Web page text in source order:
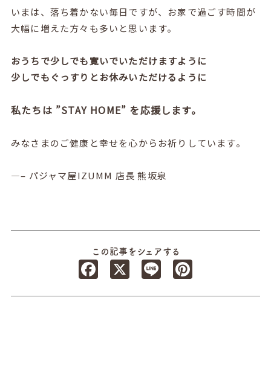
いまは、落ち着かない毎日ですが、お家で過ごす時間が
大幅に増えた方々も多いと思います。
おうちで少しでも寛いでいただけますように
少しでもぐっすりとお休みいただけるように
私たちは ”STAY HOME” を応援します。
みなさまのご健康と幸せを心からお祈りしています。
—– パジャマ屋IZUMM 店長 熊坂泉
この記事をシェアする
Facebook
Line